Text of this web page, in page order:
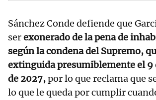
Sánchez Conde defiende que
serexonerado de la pena de
según la condena del Supremo,
extinguida presumiblemente el 9
de 2027,por lo que reclama que
lo que le queda por cumplir